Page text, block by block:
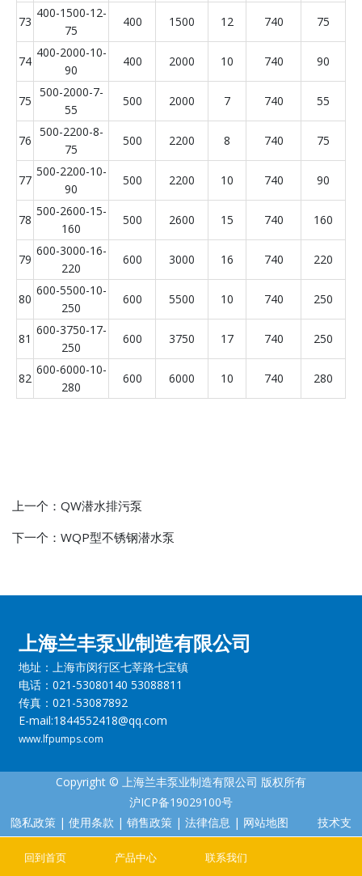
73
400-1500-12-
75
400 1500 12 740 75
74
400-2000-10-
90
400 2000 10 740 90
75
500-2000-7-
55
500 2000 7 740 55
76
500-2200-8-
75
500 2200 8 740 75
77
500-2200-10-
90
500 2200 10 740 90
78
500-2600-15-
160
500 2600 15 740 160
79
600-3000-16-
220
600 3000 16 740 220
80
600-5500-10-
250
600 5500 10 740 250
81
600-3750-17-
250
600 3750 17 740 250
82
600-6000-10-
280
600 6000 10 740 280
上一个： QW潜水排污泵
下一个： WQP型不锈钢潜水泵
上海兰丰泵业制造有限公司
地址：上海市闵行区七莘路七宝镇
电话：021-53080140 53088811
传真：021-53087892
E-mail:1844552418@qq.com
www.lfpumps.com
Copyright © 上海兰丰泵业制造有限公司 版权所有
沪ICP备19029100号
隐私政策 | 使用条款 | 销售政策 | 法律信息 | 网站地图
技术支
回到首页 产品中心 联系我们